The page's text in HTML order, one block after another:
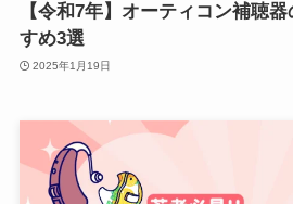
【令和7年】オーティコン補聴
すめ3選
2025年1月19日